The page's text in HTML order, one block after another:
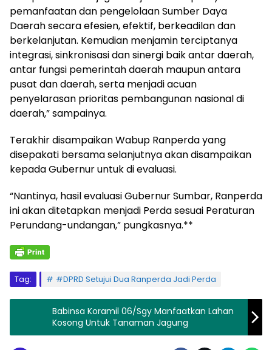
pemanfaatan dan pengelolaan Sumber Daya
Daerah secara efesien, efektif, berkeadilan dan
berkelanjutan. Kemudian menjamin terciptanya
integrasi, sinkronisasi dan sinergi baik antar daerah,
antar fungsi pemerintah daerah maupun antara
pusat dan daerah, serta menjadi acuan
penyelarasan prioritas pembangunan nasional di
daerah,” sampainya.
Terakhir disampaikan Wabup Ranperda yang
disepakati bersama selanjutnya akan disampaikan
kepada Gubernur untuk di evaluasi.
“Nantinya, hasil evaluasi Gubernur Sumbar, Ranperda
ini akan ditetapkan menjadi Perda sesuai Peraturan
Perundang-undangan,” pungkasnya.**
Tag: #DPRD Setujui Dua Ranperda Jadi Perda
Babinsa Koramil 06/Sgy Manfaatkan Lahan
Kosong Untuk Tanaman Jagung